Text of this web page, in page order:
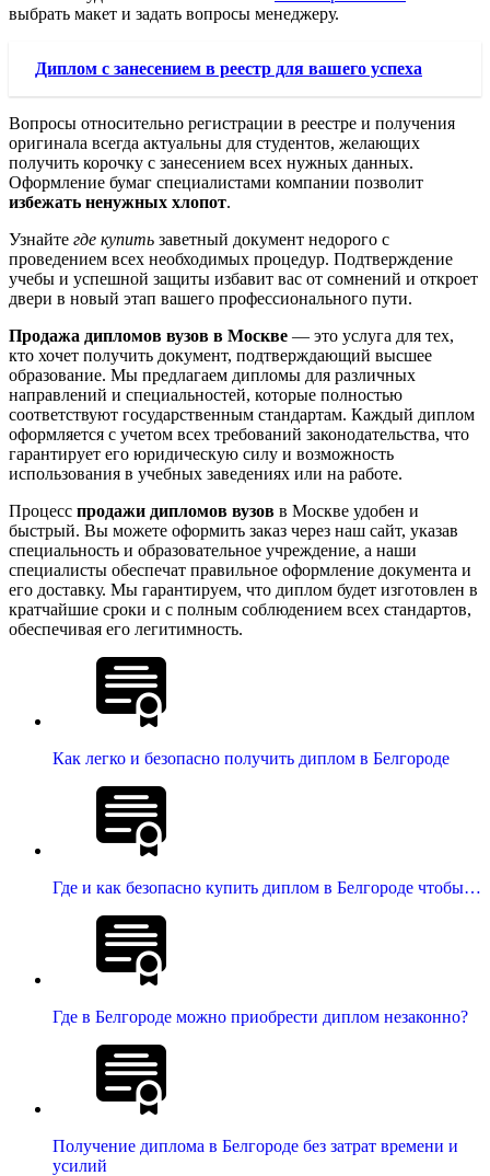
выбрать макет и задать вопросы менеджеру.
Диплом с занесением в реестр для вашего успеха
Вопросы относительно регистрации в реестре и получения
оригинала всегда актуальны для студентов, желающих
получить корочку с занесением всех нужных данных.
Оформление бумаг специалистами компании позволит
избежать ненужных хлопот.
Узнайте где купить заветный документ недорого с
проведением всех необходимых процедур. Подтверждение
учебы и успешной защиты избавит вас от сомнений и откроет
двери в новый этап вашего профессионального пути.
Продажа дипломов вузов в Москве — это услуга для тех,
кто хочет получить документ, подтверждающий высшее
образование. Мы предлагаем дипломы для различных
направлений и специальностей, которые полностью
соответствуют государственным стандартам. Каждый диплом
оформляется с учетом всех требований законодательства, что
гарантирует его юридическую силу и возможность
использования в учебных заведениях или на работе.
Процесс продажи дипломов вузов в Москве удобен и
быстрый. Вы можете оформить заказ через наш сайт, указав
специальность и образовательное учреждение, а наши
специалисты обеспечат правильное оформление документа и
его доставку. Мы гарантируем, что диплом будет изготовлен в
кратчайшие сроки и с полным соблюдением всех стандартов,
обеспечивая его легитимность.
Как легко и безопасно получить диплом в Белгороде
Где и как безопасно купить диплом в Белгороде чтобы…
Где в Белгороде можно приобрести диплом незаконно?
Получение диплома в Белгороде без затрат времени и
усилий